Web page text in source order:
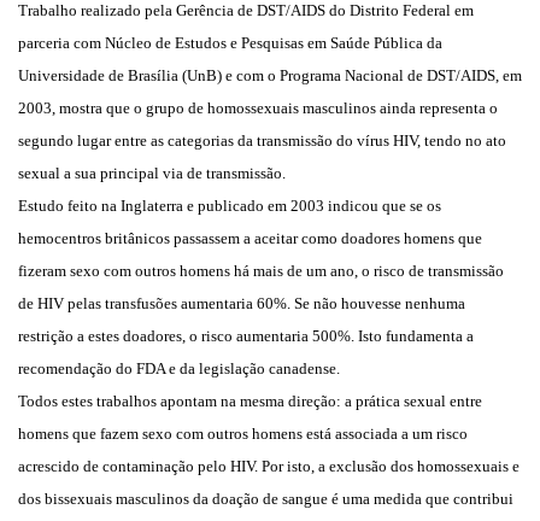
Trabalho realizado pela Gerência de DST/AIDS do Distrito Federal em
parceria com Núcleo de Estudos e Pesquisas em Saúde Pública da
Universidade de Brasília (UnB) e com o Programa Nacional de DST/AIDS, em
2003, mostra que o grupo de homossexuais masculinos ainda representa o
segundo lugar entre as categorias da transmissão do vírus HIV, tendo no ato
sexual a sua principal via de transmissão.
Estudo feito na Inglaterra e publicado em 2003 indicou que se os
hemocentros britânicos passassem a aceitar como doadores homens que
fizeram sexo com outros homens há mais de um ano, o risco de transmissão
de HIV pelas transfusões aumentaria 60%. Se não houvesse nenhuma
restrição a estes doadores, o risco aumentaria 500%. Isto fundamenta a
recomendação do FDA e da legislação canadense.
Todos estes trabalhos apontam na mesma direção: a prática sexual entre
homens que fazem sexo com outros homens está associada a um risco
acrescido de contaminação pelo HIV. Por isto, a exclusão dos homossexuais e
dos bissexuais masculinos da doação de sangue é uma medida que contribui